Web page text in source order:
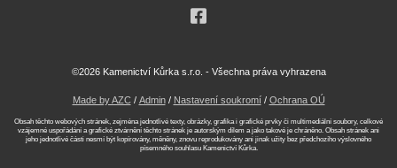
©2026 Kamenictví Kůrka s.r.o. - Všechna práva vyhrazena
Made by AZC/ Admin/ Nastavení soukromí/ Ochrana OÚ
Obsah těchto webových stránek, zejména jednotlivé texty, obrázky, grafika i grafické prvky či multimediální soubory, celkové
vzájemné uspořádání a grafické ztvárnění těchto stránek je autorským dílem a jako takové je chráněno. Obsah stránek ani
jeho jednotlivé části nesmí být kopírovány, měněny, znovu reprodukovány ani jinak užity bez předchozího výslovného
písemného souhlasu Kamenictví Kůrka.